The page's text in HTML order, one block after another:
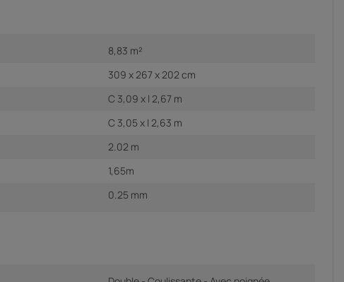
8,83 m²
309 x 267 x 202 cm
C 3,09 x l 2,67 m
C 3,05 x l 2,63 m
2.02 m
1,65m
0.25 mm